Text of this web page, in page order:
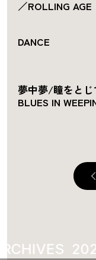
／ROLLING AGE
DANCE
夢中夢/瞳をと
BLUES IN